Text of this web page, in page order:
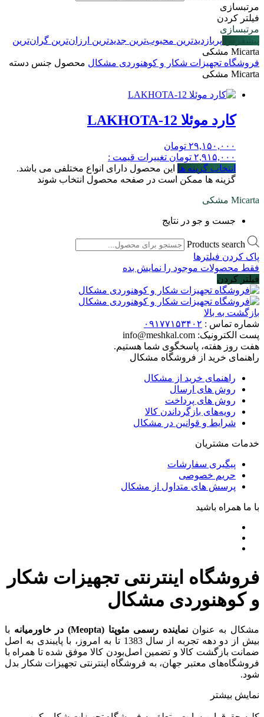
مرتبسازی
فیلتر کردن
مرتبسازی
پیشفرض پربازدیدترین محبوب‌ترین جدیدترین ارزان‌ترین گران‌ترین
Micarta مشکی
فروشگاه تجهیزات شکار و کوهنوردی مشکال محصول جنس دسته
Micarta مشکی
کارد موئلا LAKHOTA-12
۲۹,۱۵۰,۰۰۰ تومان
۲,۹۱۵,۰۰۰ تومان تغییرات قیمت :
انتخاب گزینه ها این محصول دارای انواع مختلفی می باشد.
گزینه ها ممکن است در صفحه محصول انتخاب شوند
Micarta مشکی
جست و جو در نتایج
Products search
پاک کردن فیلترها
فقط محصولات موجود را نمایش بده
فیلتر کردن
بازگشت به بالا
شماره تماس : ۰۹۱۷۷۱۵۳۴۰۲
پست الکترونیک: info@meshkal.com
هفت روز هفته، پاسخگوی شما هستیم.
راهنمای خرید از فروشگاه مشکال
راهنمای خرید از مشکال
روش های ارسال
روش های پرداخت
رویه‌های بازگرداندن کالا
شرایط و قوانین در مشکال
خدمات مشتریان
پیگیری سفارشات
حریم خصوصی
پرسش های متداول از مشکال
با ما همراه باشید
فروشگاه اینترنتی تجهیزات شکار
و کوهنوردی مشکال
مشکال به عنوان نماینده رسمی مئوپتا (Meopta) در خاورمیانه
با
بیش از دو دهه تجربه از سال 1383 تا به امروز، با پایبندی به اصل
ضمانت بازگشت کالا و تضمین اصل‌بودن کالا موفق شده تا همراه با
فروشگاه‌های معتبر جهان، به فروشگاه اینترنتی تجهیزات شکار بدل
شود.
نمایش بیشتر